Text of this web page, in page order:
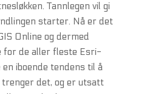
Tannlegen vil gi
starter. Nå er det
Online og dermed
for de aller fleste Esri-
iboende tendens til å
trenger det, og er utsatt